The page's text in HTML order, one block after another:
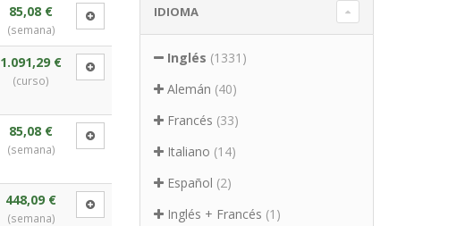
85,08 €
(semana)
1.091,29 €
(curso)
85,08 €
(semana)
448,09 €
(semana)
IDIOMA
Inglés (1331)
Alemán (40)
Francés (33)
Italiano (14)
Español (2)
Inglés + Francés (1)